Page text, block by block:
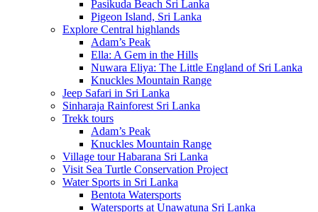
Pasikuda Beach Sri Lanka
Pigeon Island, Sri Lanka
Explore Central highlands
Adam’s Peak
Ella: A Gem in the Hills
Nuwara Eliya: The Little England of Sri Lanka
Knuckles Mountain Range
Jeep Safari in Sri Lanka
Sinharaja Rainforest Sri Lanka
Trekk tours
Adam’s Peak
Knuckles Mountain Range
Village tour Habarana Sri Lanka
Visit Sea Turtle Conservation Project
Water Sports in Sri Lanka
Bentota Watersports
Watersports at Unawatuna Sri Lanka